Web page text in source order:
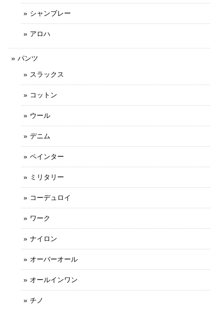
シャンブレー
アロハ
パンツ
スラックス
コットン
ウール
デニム
ペインター
ミリタリー
コーデュロイ
ワーク
ナイロン
オーバーオール
オールインワン
チノ